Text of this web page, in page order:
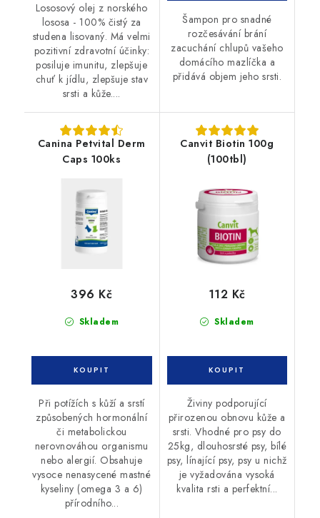
Lososový olej z norského
lososa - 100% čistý za
studena lisovaný. Má velmi
pozitivní zdravotní účinky:
posiluje imunitu, zlepšuje
chuť k jídlu, zlepšuje stav
srsti a kůže....
Šampon pro snadné
rozčesávání brání
zacuchání chlupů vašeho
domácího mazlíčka a
přidává objem jeho srsti.
Canina Petvital Derm
Caps 100ks
Skladem
396 Kč
Při potížích s kůží a srstí
způsobených hormonální
či metabolickou
nerovnováhou organismu
nebo alergií. Obsahuje
vysoce nenasycené mastné
kyseliny (omega 3 a 6)
přírodního...
Canvit Biotin 100g
(100tbl)
Skladem
112 Kč
Živiny podporující
přirozenou obnovu kůže a
srsti. Vhodné pro psy do
25kg, dlouhosrsté psy, bílé
psy, línající psy, psy u nichž
je vyžadována vysoká
kvalita rsti a perfektní...